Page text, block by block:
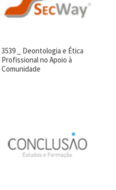
3539 _ Deontologia e Ética
Profissional no Apoio à
Comunidade